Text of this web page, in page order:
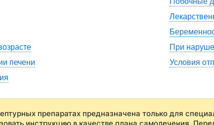
При
печени
Условия
препаратах предназначена только для